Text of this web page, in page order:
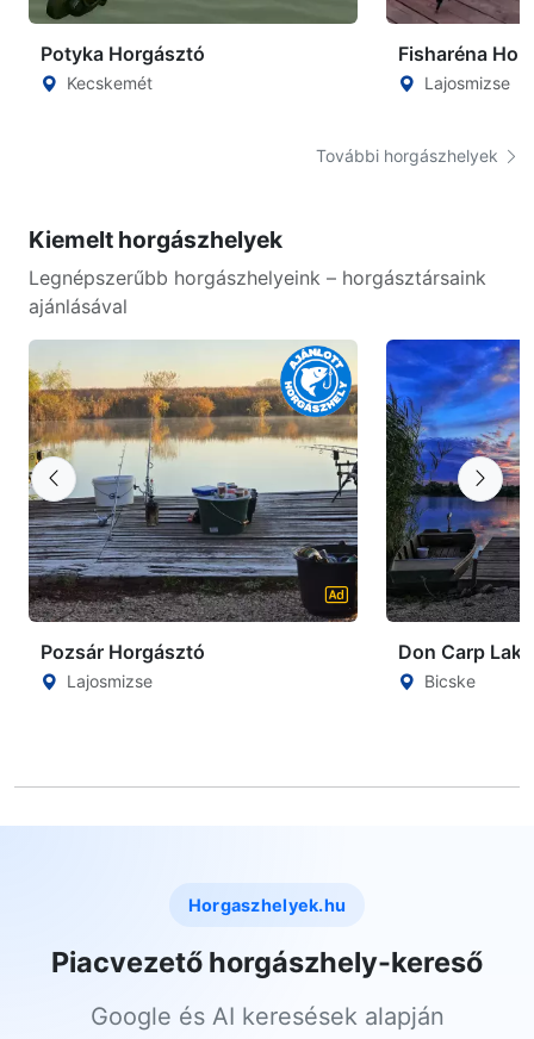
Potyka Horgásztó
Kecskemét
Fisharéna
Lajosmizse
További horgászhelyek
Kiemelt horgászhelyek
Legnépszerűbb horgászhelyeink – horgásztársaink
ajánlásával
Pozsár Horgásztó
Lajosmizse
Don Carp Lake
Bicske
Horgaszhelyek.hu
Piacvezető horgászhely-kereső
Google és AI keresések alapján